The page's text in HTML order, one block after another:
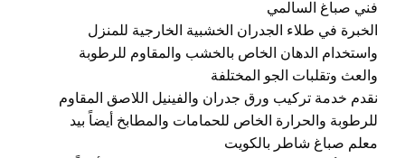
فني صباغ السالمي
الخبرة في طلاء الجدران الخشبية الخارجية للمنزل
واستخدام الدهان الخاص بالخشب والمقاوم للرطوبة
والعث وتقلبات الجو المختلفة
نقدم خدمة تركيب ورق جدران والفينيل اللاصق المقاوم
للرطوبة والحرارة الخاص للحمامات والمطابخ أيضاً بيد
معلم صباغ شاطر بالكويت